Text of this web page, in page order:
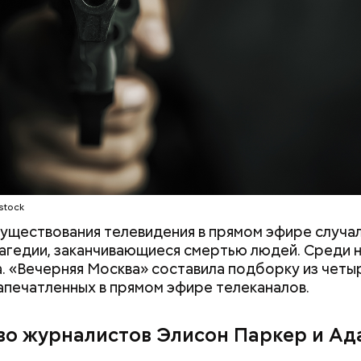
звезд и
день
День шевеления пальцами ног
и Международный день
телевидения в прямом эфире
заканчивающиеся смертью людей. Среди
«Вечерняя Москва» составила подборку из
в прямом эфире телеканалов.
журналистов Элисон Паркер и
скриншот
себе расистское высказывание в его
а Уорд написал на него жалобу в отдел